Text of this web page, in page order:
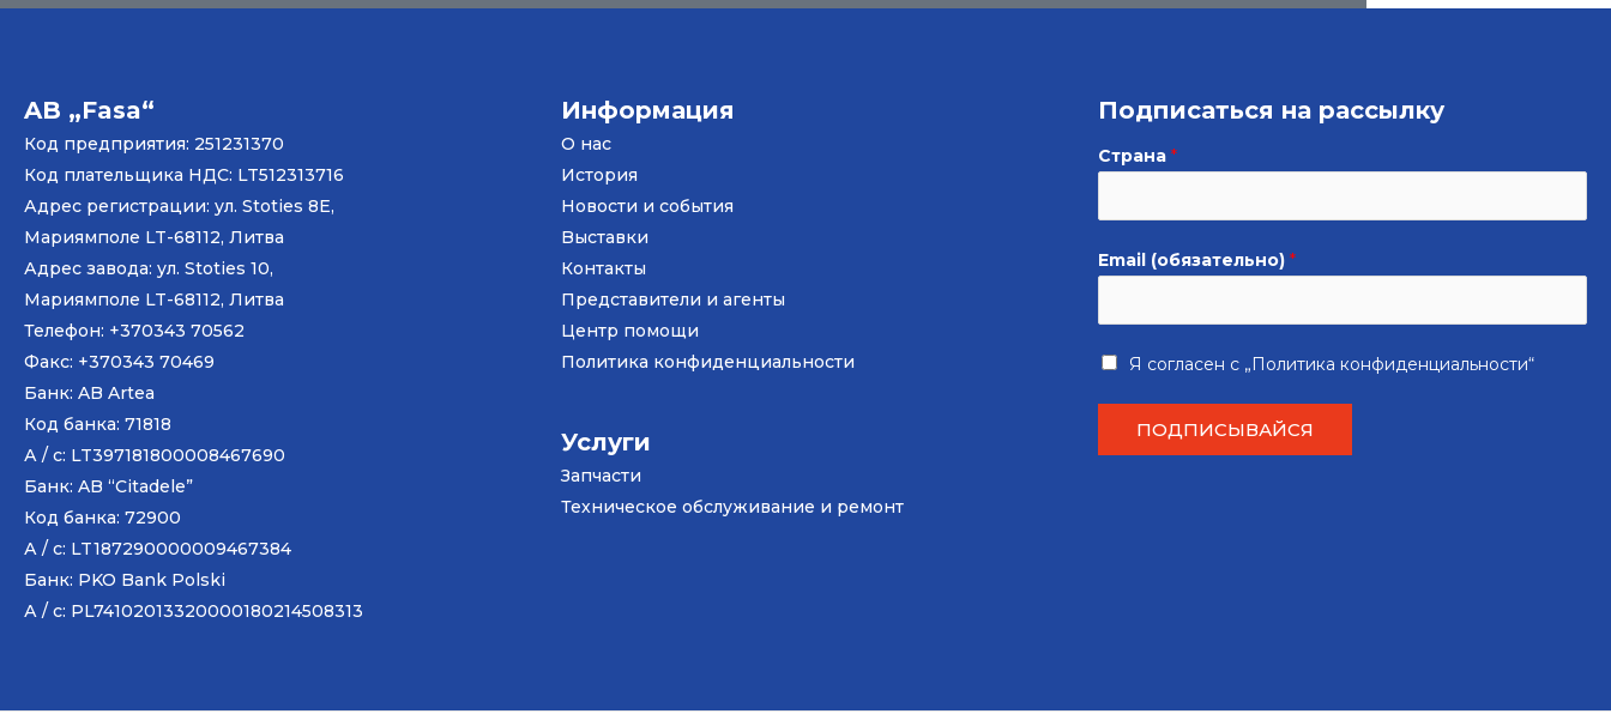
AB „Fasa“
Код предприятия: 251231370
Код плательщика НДС: LT512313716
Адрес регистрации: ул. Stoties 8E,
Мариямполе LT-68112, Литва
Адрес завода: ул. Stoties 10,
Мариямполе LT-68112, Литва
Телефон: +370343 70562
Факс: +370343 70469
Банк: AB Artea
Код банка: 71818
А / с: LT397181800008467690
Банк: AB “Citadele”
Код банка: 72900
А / с: LT187290000009467384
Банк: PKO Bank Polski
А / с: PL74102013320000180214508313
Информация
О нас
История
Новости и события
Bыставки
Контакты
Представители и агенты
Центр помощи
Политика конфиденциальности
Услуги
Запчасти
Техническое обслуживание и ремонт
Подписаться на рассылку
Страна *
Email (обязательно) *
Я согласен с „Политика конфиденциальности“
ПОДПИСЫВАЙСЯ